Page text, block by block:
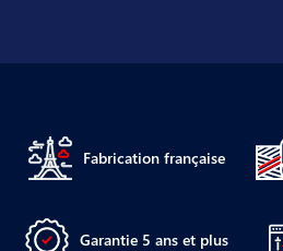
Fabrication française
Garantie 5 ans et plus